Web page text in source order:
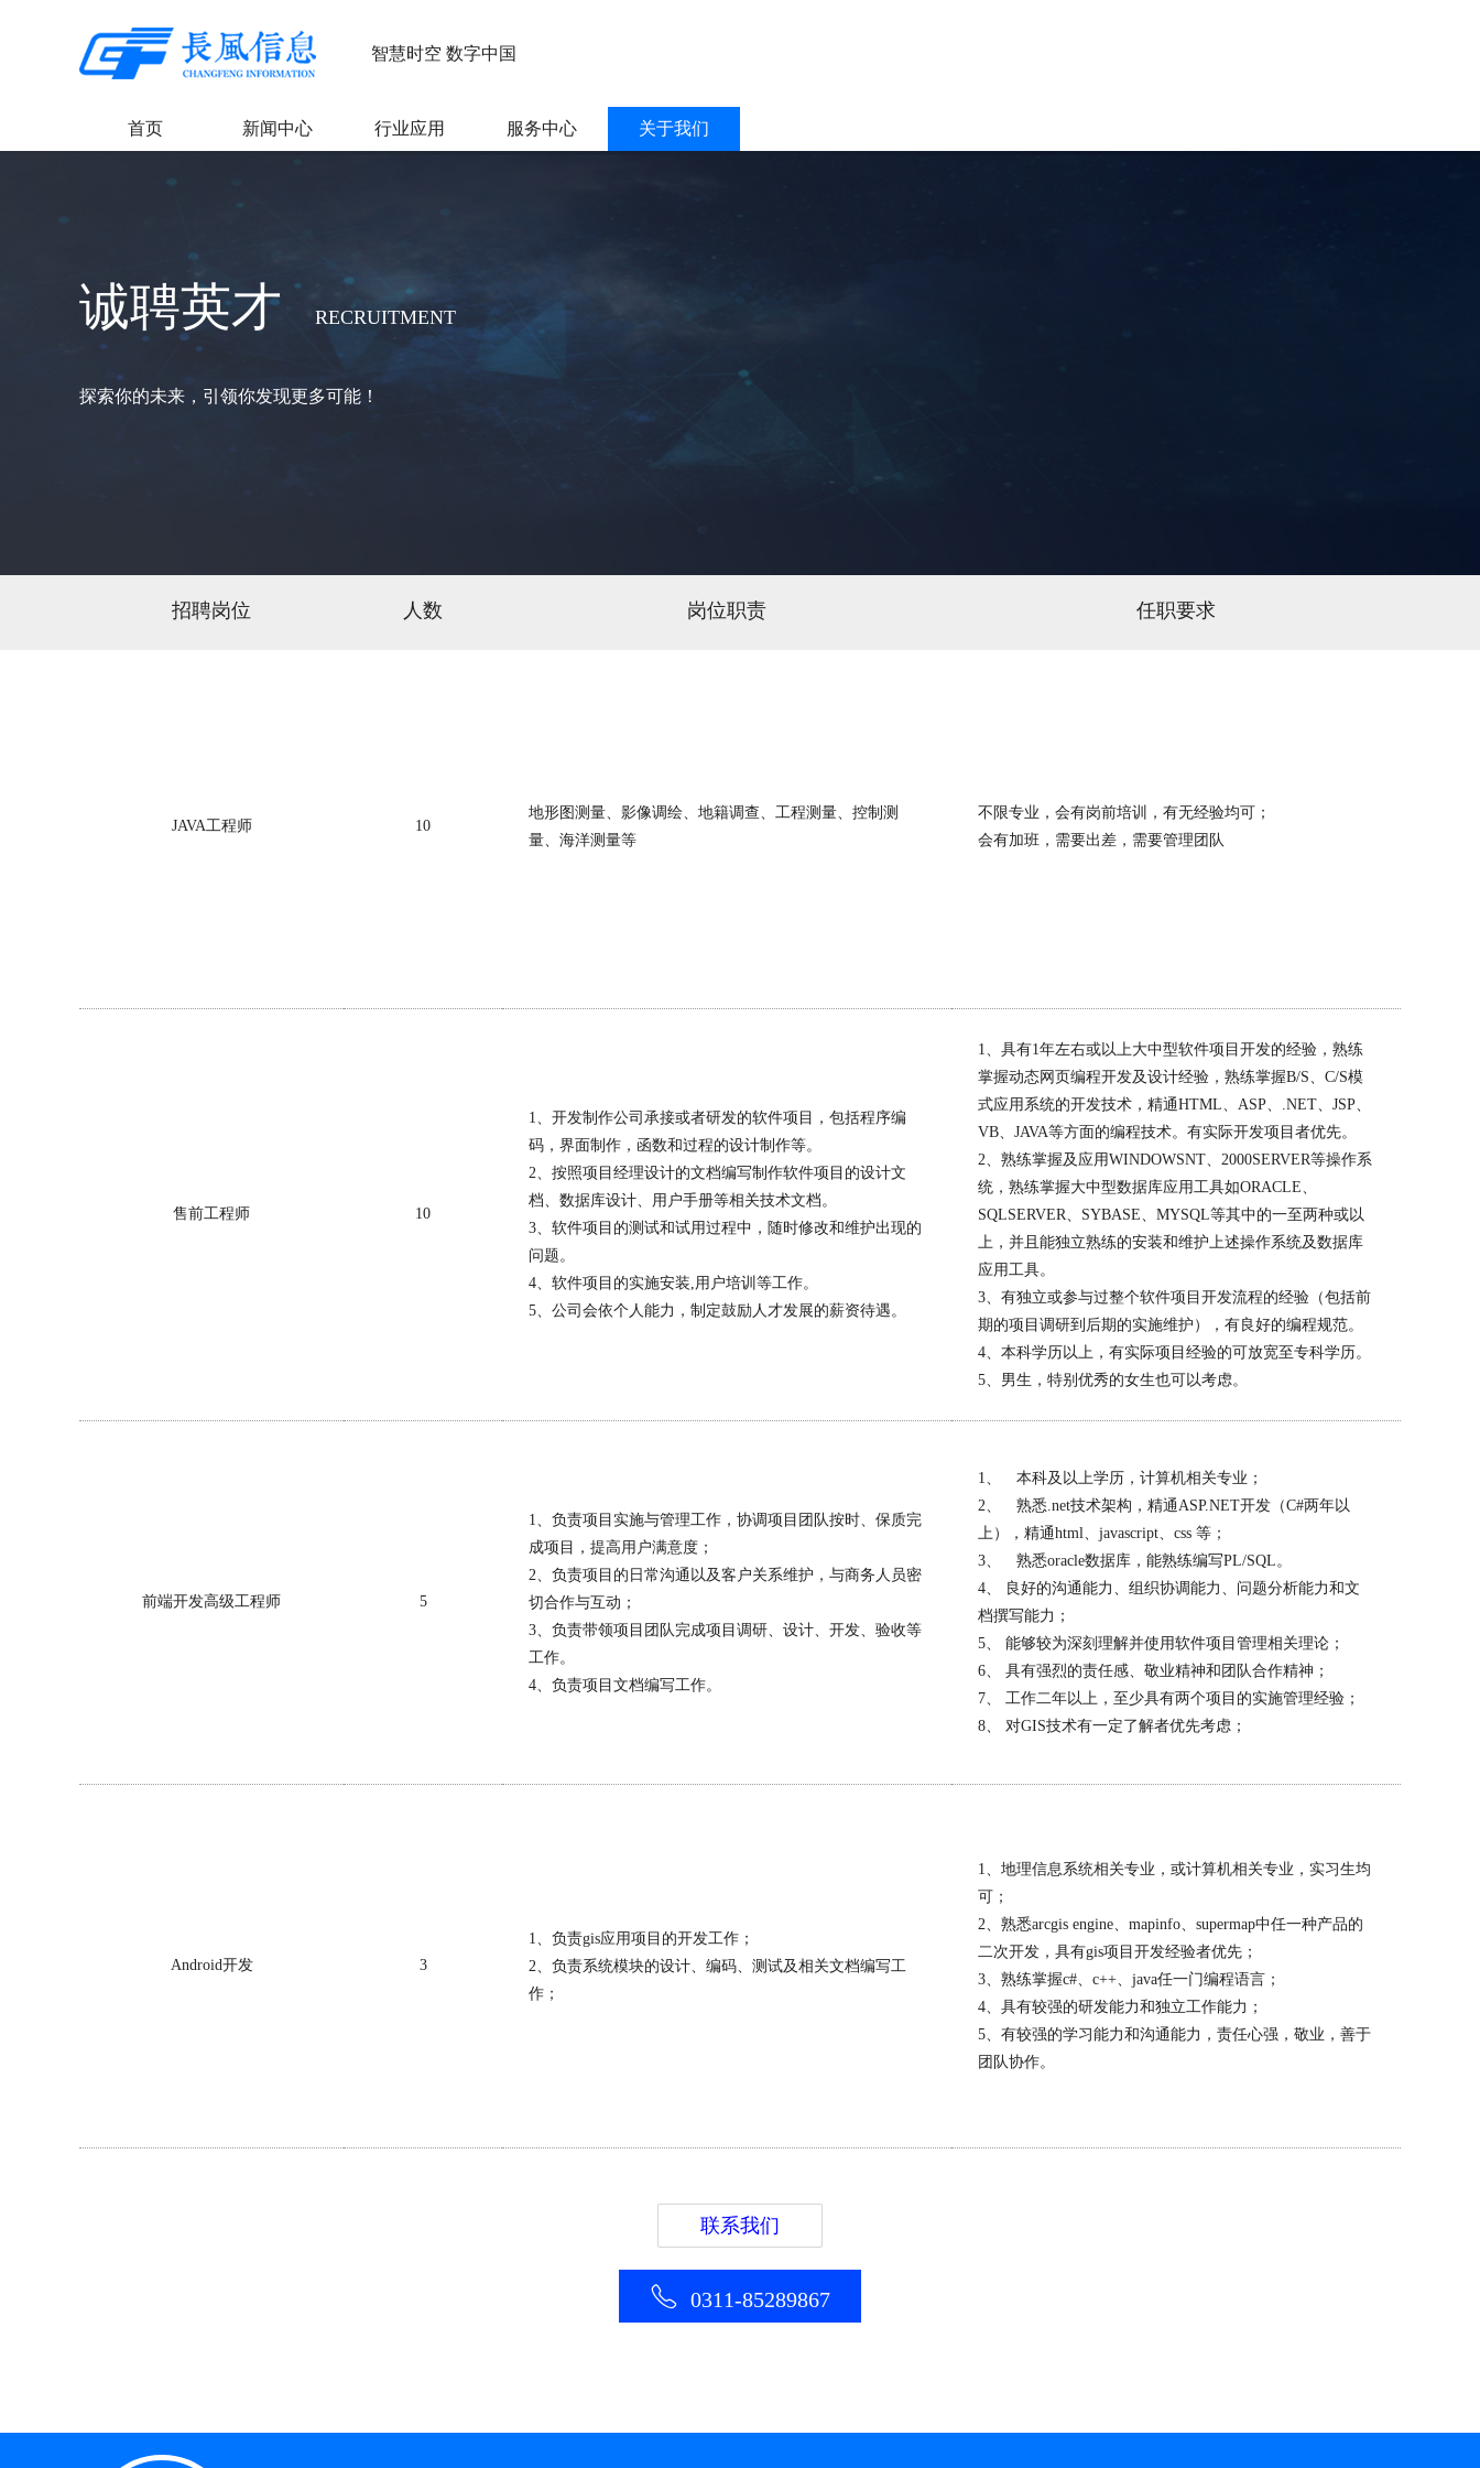
智慧时空 数字中国
首页 新闻中心 行业应用 服务中心 关于我们
诚聘英才 RECRUITMENT
探索你的未来，引领你发现更多可能！
招聘岗位 人数 岗位职责 任职要求
JAVA工程师 10
地形图测量、影像调绘、地籍调查、工程测量、控制测
量、海洋测量等
不限专业，会有岗前培训，有无经验均可；
会有加班，需要出差，需要管理团队
售前工程师 10
1、开发制作公司承接或者研发的软件项目，包括程序编
码，界面制作，函数和过程的设计制作等。
2、按照项目经理设计的文档编写制作软件项目的设计文
档、数据库设计、用户手册等相关技术文档。
3、软件项目的测试和试用过程中，随时修改和维护出现的
问题。
4、软件项目的实施安装,用户培训等工作。
5、公司会依个人能力，制定鼓励人才发展的薪资待遇。
1、具有1年左右或以上大中型软件项目开发的经验，熟练
掌握动态网页编程开发及设计经验，熟练掌握B/S、C/S模
式应用系统的开发技术，精通HTML、ASP、.NET、JSP、
VB、JAVA等方面的编程技术。有实际开发项目者优先。
2、熟练掌握及应用WINDOWSNT、2000SERVER等操作系
统，熟练掌握大中型数据库应用工具如ORACLE、
SQLSERVER、SYBASE、MYSQL等其中的一至两种或以
上，并且能独立熟练的安装和维护上述操作系统及数据库
应用工具。
3、有独立或参与过整个软件项目开发流程的经验（包括前
期的项目调研到后期的实施维护），有良好的编程规范。
4、本科学历以上，有实际项目经验的可放宽至专科学历。
5、男生，特别优秀的女生也可以考虑。
前端开发高级工程师 5
1、负责项目实施与管理工作，协调项目团队按时、保质完
成项目，提高用户满意度；
2、负责项目的日常沟通以及客户关系维护，与商务人员密
切合作与互动；
3、负责带领项目团队完成项目调研、设计、开发、验收等
工作。
4、负责项目文档编写工作。
1、 本科及以上学历，计算机相关专业；
2、 熟悉.net技术架构，精通ASP.NET开发（C#两年以
上），精通html、javascript、css 等；
3、 熟悉oracle数据库，能熟练编写PL/SQL。
4、 良好的沟通能力、组织协调能力、问题分析能力和文
档撰写能力；
5、 能够较为深刻理解并使用软件项目管理相关理论；
6、 具有强烈的责任感、敬业精神和团队合作精神；
7、 工作二年以上，至少具有两个项目的实施管理经验；
8、 对GIS技术有一定了解者优先考虑；
Android开发 3
1、负责gis应用项目的开发工作；
2、负责系统模块的设计、编码、测试及相关文档编写工
作；
1、地理信息系统相关专业，或计算机相关专业，实习生均
可；
2、熟悉arcgis engine、mapinfo、supermap中任一种产品的
二次开发，具有gis项目开发经验者优先；
3、熟练掌握c#、c++、java任一门编程语言；
4、具有较强的研发能力和独立工作能力；
5、有较强的学习能力和沟通能力，责任心强，敬业，善于
团队协作。
0311-85289867